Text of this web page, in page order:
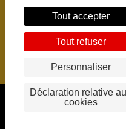
Tout accepter
Tout refuser
Personnaliser
Déclaration relative
cookies
DGSI - 2017 |
Politique